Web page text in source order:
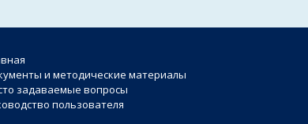
и методические материалы
задаваемые вопросы
пользователя